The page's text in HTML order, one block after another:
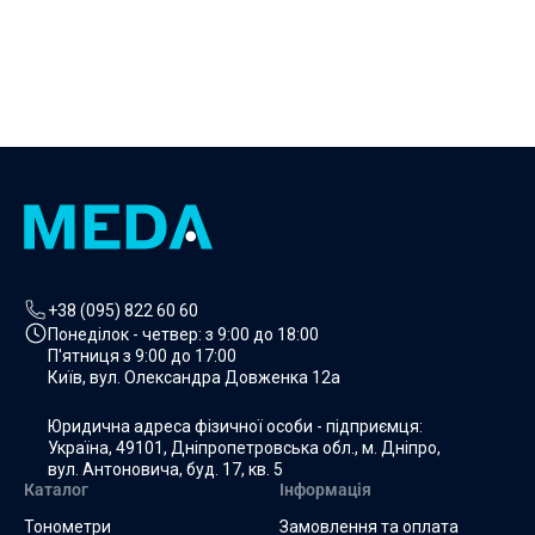
+38 (095) 822 60 60
Понеділок - четвер: з 9:00 до 18:00
П'ятниця з 9:00 до 17:00
Київ, вул. Олександра Довженка 12а
Юридична адреса фізичної особи - підприємця:
Україна, 49101, Дніпропетровська обл., м. Дніпро,
вул. Антоновича, буд. 17, кв. 5
Каталог
Тонометри
Інформація
Замовлення та оплата